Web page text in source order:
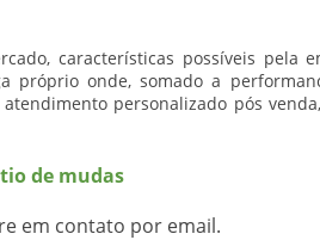
características possíveis pela
próprio onde, somado a
personalizado pós
de mudas
em contato por email.